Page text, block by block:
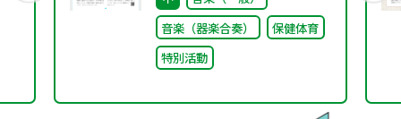
音楽（器楽合奏）
保健体育
特別活動